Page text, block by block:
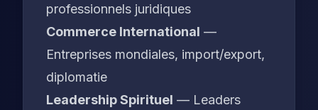
professionnels juridiques
Commerce International —
Entreprises mondiales, import/export,
diplomatie
Leadership Spirituel — Leaders